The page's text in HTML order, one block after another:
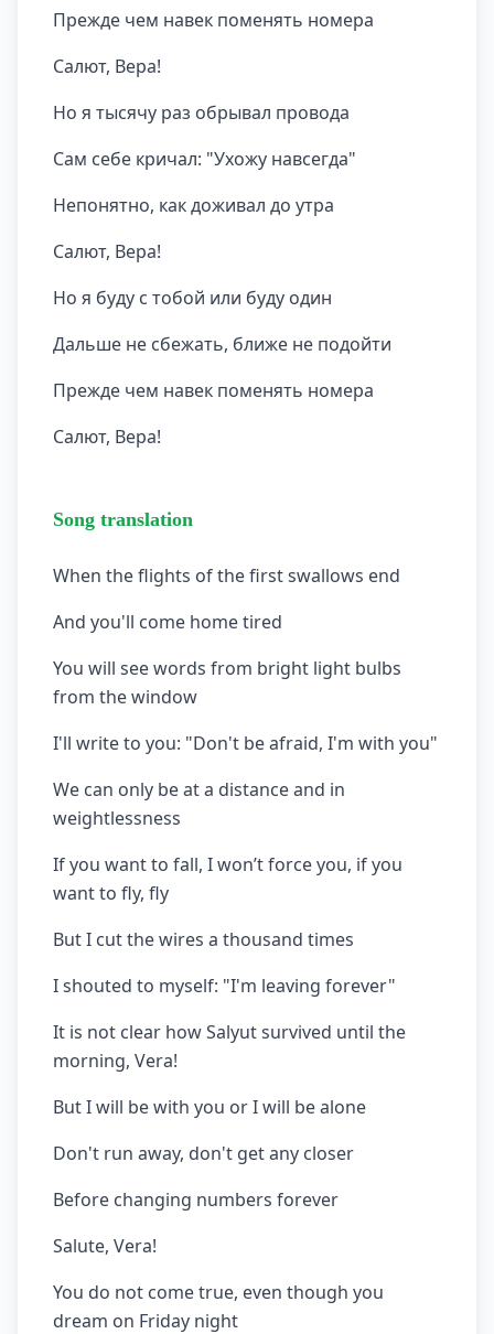
Прежде чем навек поменять номера
Салют, Вера!
Но я тысячу раз обрывал провода
Сам себе кричал: "Ухожу навсегда"
Непонятно, как доживал до утра
Салют, Вера!
Но я буду с тобой или буду один
Дальше не сбежать, ближе не подойти
Прежде чем навек поменять номера
Салют, Вера!
Song translation
When the flights of the first swallows end
And you'll come home tired
You will see words from bright light bulbs
from the window
I'll write to you: "Don't be afraid, I'm with you"
We can only be at a distance and in
weightlessness
If you want to fall, I won’t force you, if you
want to fly, fly
But I cut the wires a thousand times
I shouted to myself: "I'm leaving forever"
It is not clear how Salyut survived until the
morning, Vera!
But I will be with you or I will be alone
Don't run away, don't get any closer
Before changing numbers forever
Salute, Vera!
You do not come true, even though you
dream on Friday night